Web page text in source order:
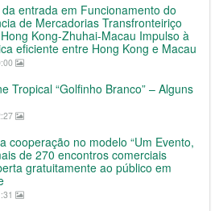
entrada em Funcionamento do
de Mercadorias Transfronteiriço
Kong-Zhuhai-Macau Impulso à
eficiente entre Hong Kong e Macau
Tropical “Golfinho Branco” – Alguns
cooperação no modelo “Um Evento,
de 270 encontros comerciais
gratuitamente ao público em